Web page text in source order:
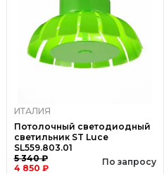
ИТАЛИЯ
Потолочный светодиодный
светильник ST Luce
SL559.803.01
5 340 ₽
4 850 ₽
По запросу